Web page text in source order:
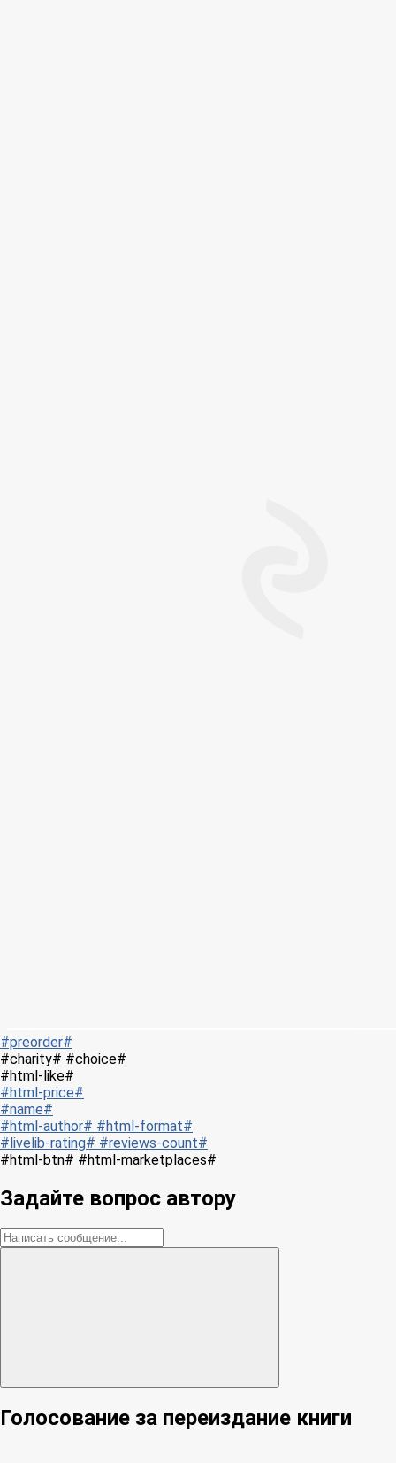
#preorder#
#charity# #choice#
#html-like#
#html-price#
#name#
#html-author# #html-format#
#livelib-rating# #reviews-count#
#html-btn# #html-marketplaces#
Задайте вопрос автору
Голосование за переиздание книги